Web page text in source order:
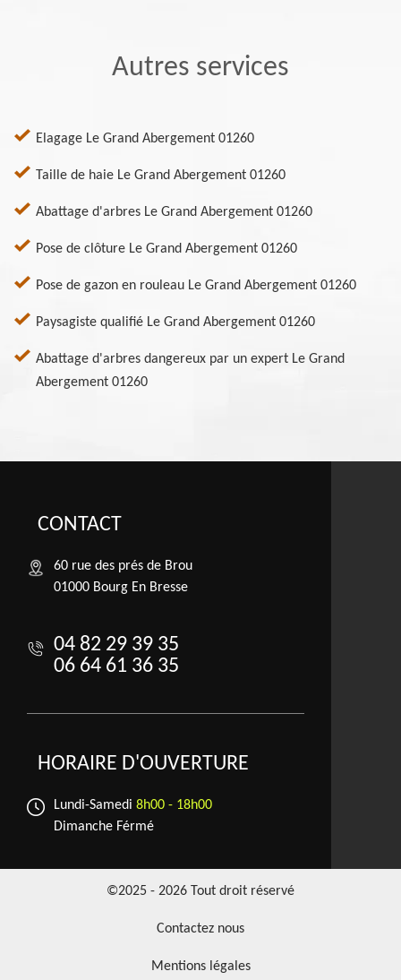
Autres services
Elagage Le Grand Abergement 01260
Taille de haie Le Grand Abergement 01260
Abattage d'arbres Le Grand Abergement 01260
Pose de clôture Le Grand Abergement 01260
Pose de gazon en rouleau Le Grand Abergement 01260
Paysagiste qualifié Le Grand Abergement 01260
Abattage d'arbres dangereux par un expert Le Grand
Abergement 01260
CONTACT
60 rue des prés de Brou
01000 Bourg En Bresse
04 82 29 39 35
06 64 61 36 35
HORAIRE D'OUVERTURE
Lundi-Samedi 8h00 - 18h00
Dimanche Férmé
©2025 - 2026 Tout droit réservé
Contactez nous
Mentions légales